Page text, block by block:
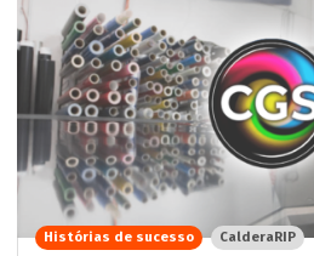
Histórias de sucesso CalderaRIP